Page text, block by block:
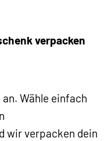
verpacken
Wähle einfach
wir verpacken dein